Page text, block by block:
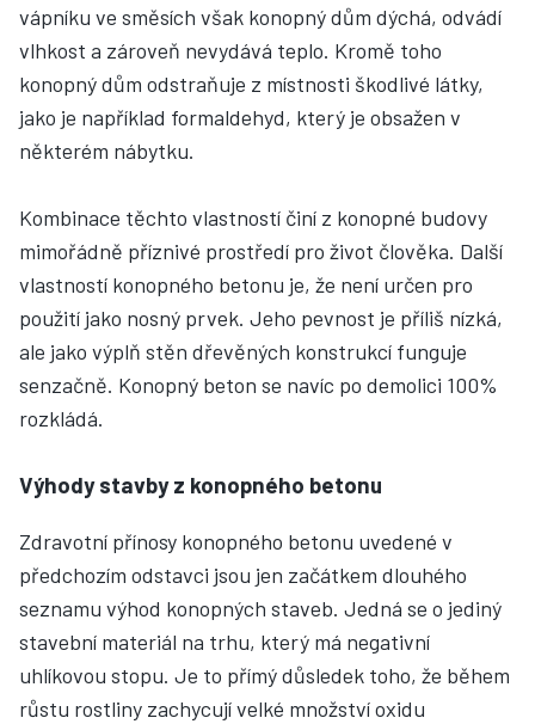
vápníku ve směsích však konopný dům dýchá, odvádí
vlhkost a zároveň nevydává teplo. Kromě toho
konopný dům odstraňuje z místnosti škodlivé látky,
jako je například formaldehyd, který je obsažen v
některém nábytku.
Kombinace těchto vlastností činí z konopné budovy
mimořádně příznivé prostředí pro život člověka. Další
vlastností konopného betonu je, že není určen pro
použití jako nosný prvek. Jeho pevnost je příliš nízká,
ale jako výplň stěn dřevěných konstrukcí funguje
senzačně. Konopný beton se navíc po demolici 100%
rozkládá.
Výhody stavby z konopného betonu
Zdravotní přínosy konopného betonu uvedené v
předchozím odstavci jsou jen začátkem dlouhého
seznamu výhod konopných staveb. Jedná se o jediný
stavební materiál na trhu, který má negativní
uhlíkovou stopu. Je to přímý důsledek toho, že během
růstu rostliny zachycují velké množství oxidu